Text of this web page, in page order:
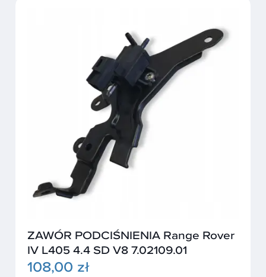
ZAWÓR PODCIŚNIENIA Range Rover
IV L405 4.4 SD V8 7.02109.01
108,00 zł